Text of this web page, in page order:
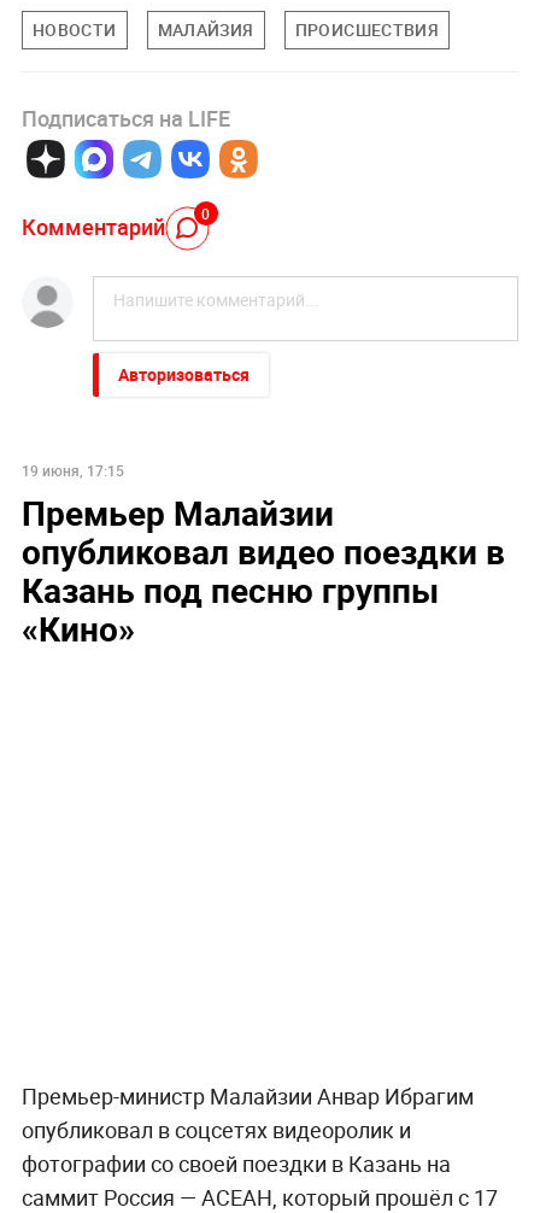
НОВОСТИ МАЛАЙЗИЯ ПРОИСШЕСТВИЯ
Подписаться на LIFE
Комментарий 0
Авторизоваться
19 июня, 17:15
Премьер Малайзии
опубликовал видео поездки в
Казань под песню группы
«Кино»
Премьер-министр Малайзии Анвар Ибрагим
опубликовал в соцсетях видеоролик и
фотографии со своей поездки в Казань на
саммит Россия — АСЕАН, который прошёл с 17